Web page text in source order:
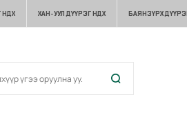
НДХ ХАН-УУЛ ДҮҮРЭГ НДХ БАЯНЗҮРХ